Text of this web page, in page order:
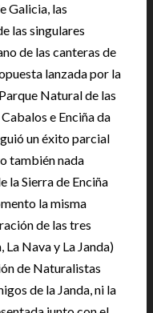
Galicia, las
las singulares
de las canteras de
lanzada por la
Natural de las
e Enciña da
un éxito parcial
también nada
la Sierra de Enciña
la misma
de las tres
Nava y La Janda)
de Naturalistas
de la Janda, ni la